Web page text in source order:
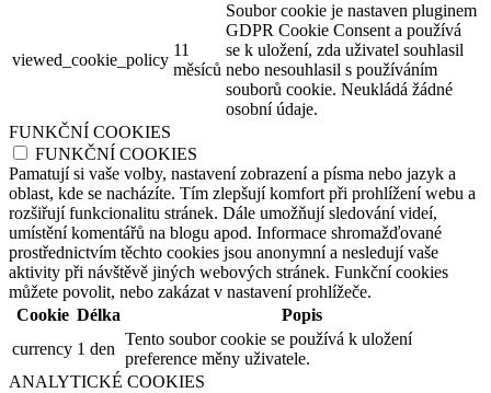
viewed_cookie_policy
11
měsíců
Soubor cookie je nastaven pluginem
GDPR Cookie Consent a používá
se k uložení, zda uživatel souhlasil
nebo nesouhlasil s používáním
souborů cookie. Neukládá žádné
osobní údaje.
FUNKČNÍ COOKIES
FUNKČNÍ COOKIES
Pamatují si vaše volby, nastavení zobrazení a písma nebo jazyk a
oblast, kde se nacházíte. Tím zlepšují komfort při prohlížení webu a
rozšiřují funkcionalitu stránek. Dále umožňují sledování videí,
umístění komentářů na blogu apod. Informace shromažďované
prostřednictvím těchto cookies jsou anonymní a nesledují vaše
aktivity při návštěvě jiných webových stránek. Funkční cookies
můžete povolit, nebo zakázat v nastavení prohlížeče.
Cookie Délka
Popis
currency 1 den
Tento soubor cookie se používá k uložení
preference měny uživatele.
ANALYTICKÉ COOKIES